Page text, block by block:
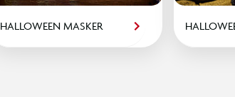
HALLOWEEN MASKER